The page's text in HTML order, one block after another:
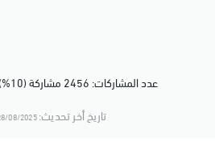
عدد المشاركات: 2456 مشاركة (10%) أعجبهم المحتوى
تاريخ أخر تحديث:08/2025 14:08